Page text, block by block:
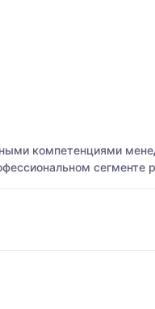
компетенциями
сегменте